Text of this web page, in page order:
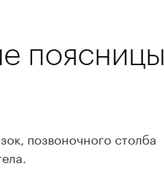
поясницы
позвоночного столба